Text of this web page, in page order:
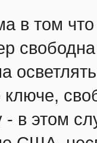
в том
ключе,
- в этом